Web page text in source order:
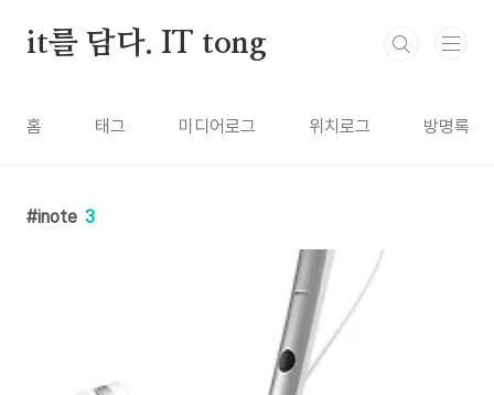
it를 담다. IT tong
홈 태그 미디어로그 위치로그 방명록
inote 3